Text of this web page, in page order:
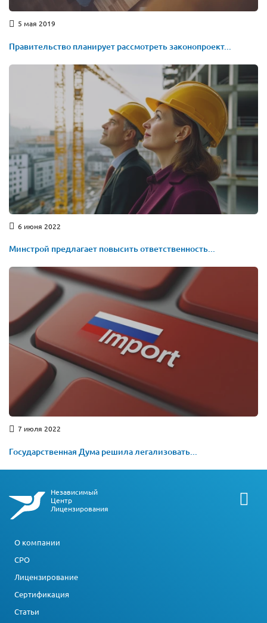
5 мая 2019
Правительство планирует рассмотреть законопроект...
6 июня 2022
Минстрой предлагает повысить ответственность...
7 июля 2022
Государственная Дума решила легализовать...
Независимый
Центр
Лицензирования
О компании
СРО
Лицензирование
Сертификация
Статьи